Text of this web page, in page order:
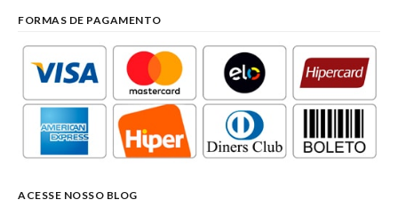
FORMAS DE PAGAMENTO
ACESSE NOSSO BLOG